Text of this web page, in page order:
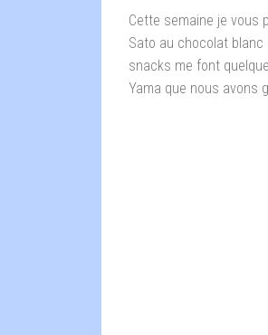
Cette semaine je vous
Sato au chocolat
snacks me font
Yama que nous avons